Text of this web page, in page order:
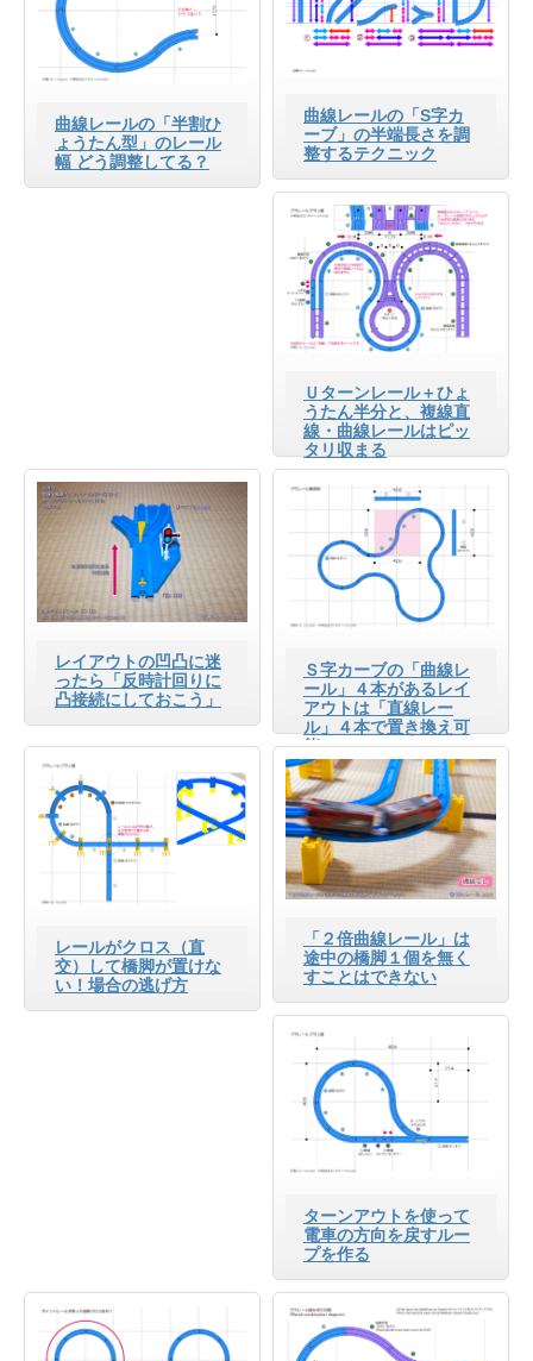
曲線レールの「半割ひ
ょうたん型」のレール
幅 どう調整してる？
曲線レールの「S字カ
ーブ」の半端長さを調
整するテクニック
Ｕターンレール＋ひょ
うたん半分と、複線直
線・曲線レールはピッ
タリ収まる
レイアウトの凹凸に迷
ったら「反時計回りに
凸接続にしておこう」
Ｓ字カーブの「曲線レ
ール」４本があるレイ
アウトは「直線レー
ル」４本で置き換え可
能
レールがクロス（直
交）して橋脚が置けな
い！場合の逃げ方
「２倍曲線レール」は
途中の橋脚１個を無く
すことはできない
ターンアウトを使って
電車の方向を戻すルー
プを作る